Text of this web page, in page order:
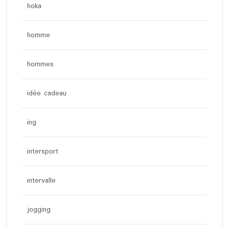
hoka
homme
hommes
idée cadeau
ing
intersport
intervalle
jogging